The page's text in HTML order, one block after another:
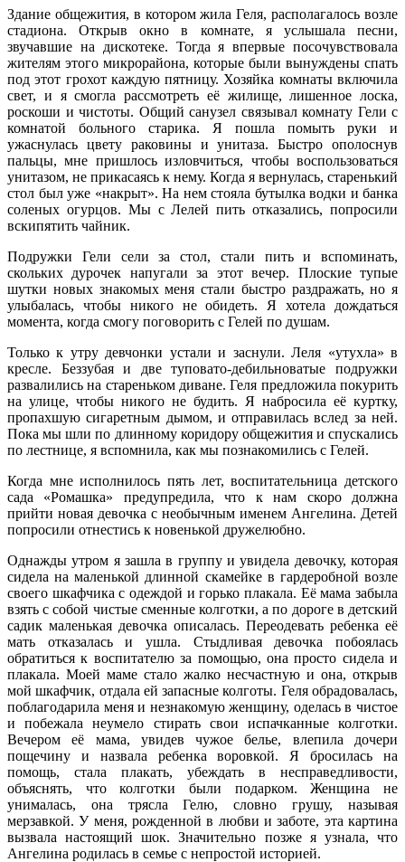
Здание общежития, в котором жила Геля, располагалось возле
стадиона. Открыв окно в комнате, я услышала песни,
звучавшие на дискотеке. Тогда я впервые посочувствовала
жителям этого микрорайона, которые были вынуждены спать
под этот грохот каждую пятницу. Хозяйка комнаты включила
свет, и я смогла рассмотреть её жилище, лишенное лоска,
роскоши и чистоты. Общий санузел связывал комнату Гели с
комнатой больного старика. Я пошла помыть руки и
ужаснулась цвету раковины и унитаза. Быстро ополоснув
пальцы, мне пришлось изловчиться, чтобы воспользоваться
унитазом, не прикасаясь к нему. Когда я вернулась, старенький
стол был уже «накрыт». На нем стояла бутылка водки и банка
соленых огурцов. Мы с Лелей пить отказались, попросили
вскипятить чайник.
Подружки Гели сели за стол, стали пить и вспоминать,
скольких дурочек напугали за этот вечер. Плоские тупые
шутки новых знакомых меня стали быстро раздражать, но я
улыбалась, чтобы никого не обидеть. Я хотела дождаться
момента, когда смогу поговорить с Гелей по душам.
Только к утру девчонки устали и заснули. Леля «утухла» в
кресле. Беззубая и две туповато-дебильноватые подружки
развалились на стареньком диване. Геля предложила покурить
на улице, чтобы никого не будить. Я набросила её куртку,
пропахшую сигаретным дымом, и отправилась вслед за ней.
Пока мы шли по длинному коридору общежития и спускались
по лестнице, я вспомнила, как мы познакомились с Гелей.
Когда мне исполнилось пять лет, воспитательница детского
сада «Ромашка» предупредила, что к нам скоро должна
прийти новая девочка с необычным именем Ангелина. Детей
попросили отнестись к новенькой дружелюбно.
Однажды утром я зашла в группу и увидела девочку, которая
сидела на маленькой длинной скамейке в гардеробной возле
своего шкафчика с одеждой и горько плакала. Её мама забыла
взять с собой чистые сменные колготки, а по дороге в детский
садик маленькая девочка описалась. Переодевать ребенка её
мать отказалась и ушла. Стыдливая девочка побоялась
обратиться к воспитателю за помощью, она просто сидела и
плакала. Моей маме стало жалко несчастную и она, открыв
мой шкафчик, отдала ей запасные колготы. Геля обрадовалась,
поблагодарила меня и незнакомую женщину, оделась в чистое
и побежала неумело стирать свои испачканные колготки.
Вечером её мама, увидев чужое белье, влепила дочери
пощечину и назвала ребенка воровкой. Я бросилась на
помощь, стала плакать, убеждать в несправедливости,
объяснять, что колготки были подарком. Женщина не
унималась, она трясла Гелю, словно грушу, называя
мерзавкой. У меня, рожденной в любви и заботе, эта картина
вызвала настоящий шок. Значительно позже я узнала, что
Ангелина родилась в семье с непростой историей.